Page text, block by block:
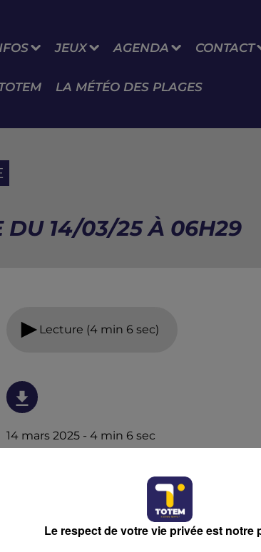
JEUX AGENDA CONTACT
LA MÉTÉO DES PLAGES
DU 14/03/25 À 06H29
Lecture (4 min 6 sec)
14 mars 2025 - 4 min 6 sec
Ecoutez sur Totem l'information dans le
de Brioude et Issoire avec les reportages de
journalistes sur le terrain.
Le respect de votre vie privée est notre